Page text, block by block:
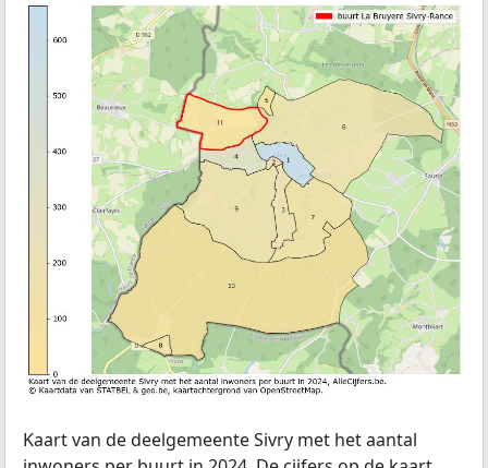
Kaart van de deelgemeente Sivry met het aantal